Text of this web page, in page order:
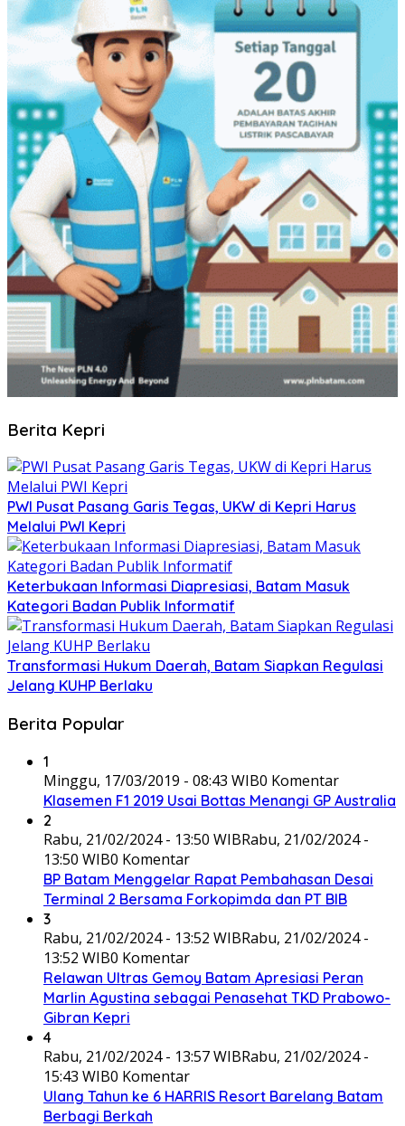
Berita Kepri
PWI Pusat Pasang Garis Tegas, UKW di Kepri Harus
Melalui PWI Kepri
Keterbukaan Informasi Diapresiasi, Batam Masuk
Kategori Badan Publik Informatif
Transformasi Hukum Daerah, Batam Siapkan Regulasi
Jelang KUHP Berlaku
Berita Popular
1
Minggu, 17/03/2019 - 08:43 WIB0 Komentar
Klasemen F1 2019 Usai Bottas Menangi GP Australia
2
Rabu, 21/02/2024 - 13:50 WIBRabu, 21/02/2024 -
13:50 WIB0 Komentar
BP Batam Menggelar Rapat Pembahasan Desai
Terminal 2 Bersama Forkopimda dan PT BIB
3
Rabu, 21/02/2024 - 13:52 WIBRabu, 21/02/2024 -
13:52 WIB0 Komentar
Relawan Ultras Gemoy Batam Apresiasi Peran
Marlin Agustina sebagai Penasehat TKD Prabowo-
Gibran Kepri
4
Rabu, 21/02/2024 - 13:57 WIBRabu, 21/02/2024 -
15:43 WIB0 Komentar
Ulang Tahun ke 6 HARRIS Resort Barelang Batam
Berbagi Berkah